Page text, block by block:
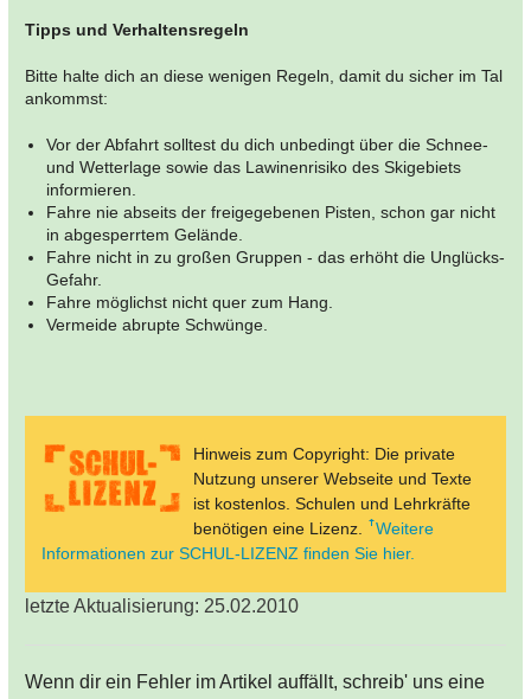
Tipps und Verhaltensregeln
Bitte halte dich an diese wenigen Regeln, damit du sicher im Tal
ankommst:
Vor der Abfahrt solltest du dich unbedingt über die Schnee-
und Wetterlage sowie das Lawinenrisiko des Skigebiets
informieren.
Fahre nie abseits der freigegebenen Pisten, schon gar nicht
in abgesperrtem Gelände.
Fahre nicht in zu großen Gruppen - das erhöht die Unglücks-
Gefahr.
Fahre möglichst nicht quer zum Hang.
Vermeide abrupte Schwünge.
Hinweis zum Copyright: Die private
Nutzung unserer Webseite und Texte
ist kostenlos. Schulen und Lehrkräfte
benötigen eine Lizenz.
Weitere
Informationen zur SCHUL-LIZENZ finden Sie hier.
letzte Aktualisierung: 25.02.2010
Wenn dir ein Fehler im Artikel auffällt, schreib' uns eine